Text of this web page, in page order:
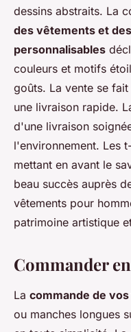
dessins abstraits. La
des vêtements et
personnalisables
couleurs et motifs
goûts. La vente se
une livraison rapide.
d'une livraison
l'environnement. Les
mettant en avant le
beau succès auprès
vêtements pour
patrimoine artistique
Commander
La commande de
ou manches longues